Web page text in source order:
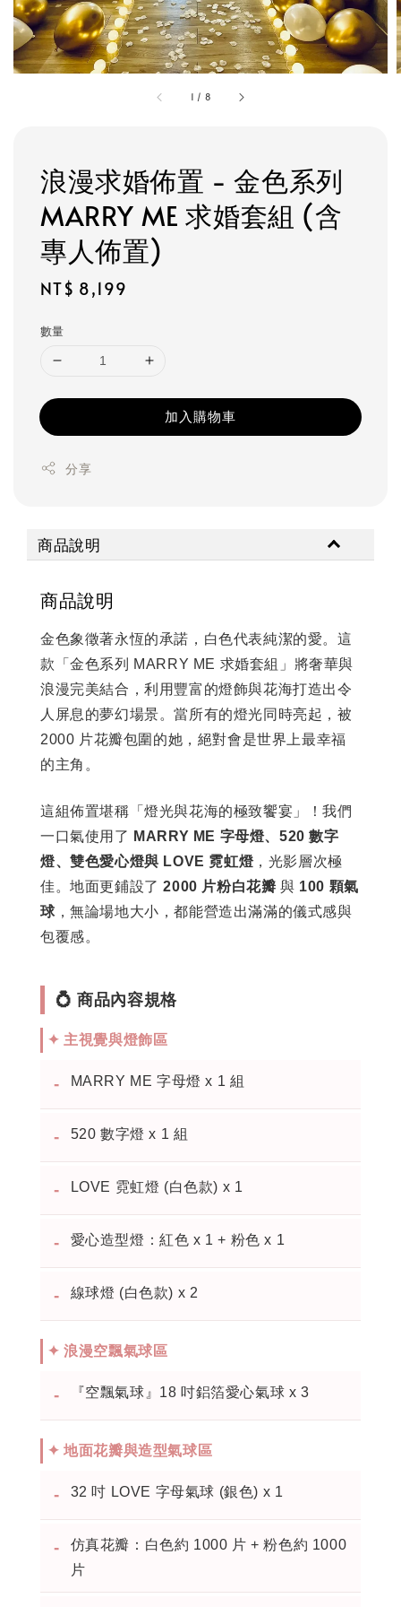
1 / 8
浪漫求婚佈置 - 金色系列
MARRY ME 求婚套組 (含
專人佈置)
Regular
NT$ 8,199
數量
加入購物車
分享
商品說明
商品說明
金色象徵著永恆的承諾，白色代表純潔的愛。這
款「金色系列 MARRY ME 求婚套組」將奢華與
浪漫完美結合，利用豐富的燈飾與花海打造出令
人屏息的夢幻場景。當所有的燈光同時亮起，被
2000 片花瓣包圍的她，絕對會是世界上最幸福
的主角。
這組佈置堪稱「燈光與花海的極致饗宴」！我們
一口氣使用了 MARRY ME 字母燈、520 數字
燈、雙色愛心燈與 LOVE 霓虹燈，光影層次極
佳。地面更鋪設了2000 片粉白花瓣 與 100 顆氣
球，無論場地大小，都能營造出滿滿的儀式感與
包覆感。
💍 商品內容規格
✦ 主視覺與燈飾區
- MARRY ME 字母燈 x 1 組
- 520 數字燈 x 1 組
- LOVE 霓虹燈 (白色款) x 1
- 愛心造型燈：紅色 x 1 + 粉色 x 1
- 線球燈 (白色款) x 2
✦ 浪漫空飄氣球區
- 『空飄氣球』18 吋鋁箔愛心氣球 x 3
✦ 地面花瓣與造型氣球區
- 32 吋 LOVE 字母氣球 (銀色) x 1
-
仿真花瓣：白色約 1000 片 + 粉色約 1000
片